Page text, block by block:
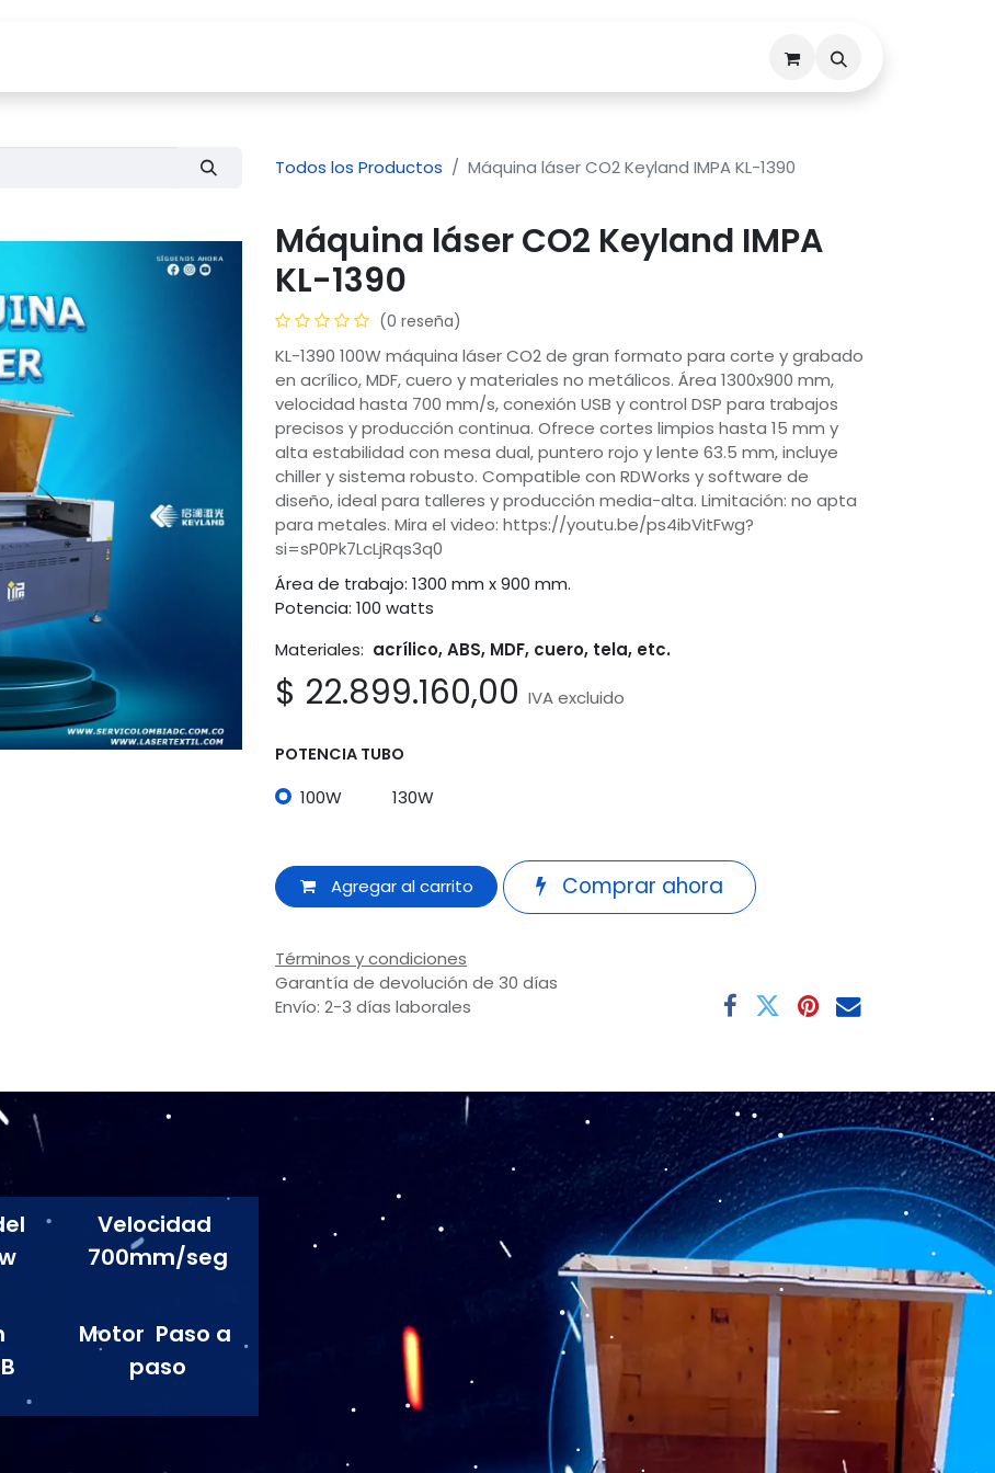
Contáctenos
Todos los Productos Máquina láser CO2 Keyland IMPA KL-1390
Máquina láser CO2 Keyland IMPA
KL-1390
(0 reseña)
KL-1390 100W máquina láser CO2 de gran formato para corte y grabado
en acrílico, MDF, cuero y materiales no metálicos. Área 1300x900 mm,
velocidad hasta 700 mm/s, conexión USB y control DSP para trabajos
precisos y producción continua. Ofrece cortes limpios hasta 15 mm y
alta estabilidad con mesa dual, puntero rojo y lente 63.5 mm, incluye
chiller y sistema robusto. Compatible con RDWorks y software de
diseño, ideal para talleres y producción media-alta. Limitación: no apta
para metales. Mira el video: https://youtu.be/ps4ibVitFwg?
si=sP0Pk7LcLjRqs3q0
Área de trabajo: 1300 mm x 900 mm.
Potencia: 100 watts
Materiales: acrílico, ABS, MDF, cuero, tela, etc.
$ 22.899.160,00 IVA excluido
POTENCIA TUBO
100W 130W
Agregar al carrito Comprar ahora
Términos y condiciones
Garantía de devolución de 30 días
Envío: 2-3 días laborales
Velocidad
700mm/seg
Motor Paso a
paso